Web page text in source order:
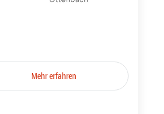
Mehr erfahren